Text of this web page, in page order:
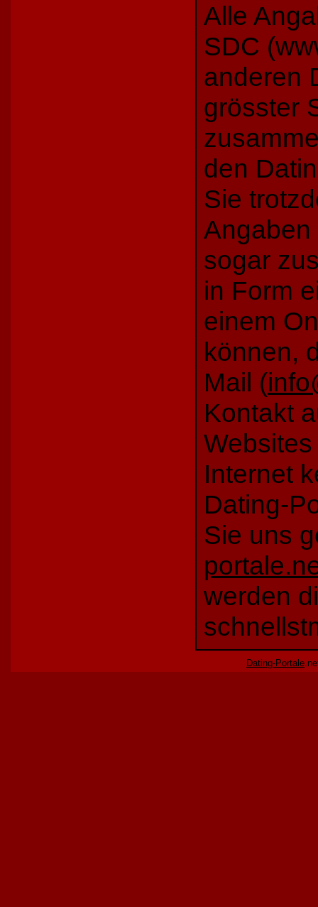
Alle
SDC
anderen
grösster
den
Sie
Angaben
sogar
in Form
einem
können,
Mail (
Kontakt
Internet
Dating-
Sie uns
werden
Dating-Portale